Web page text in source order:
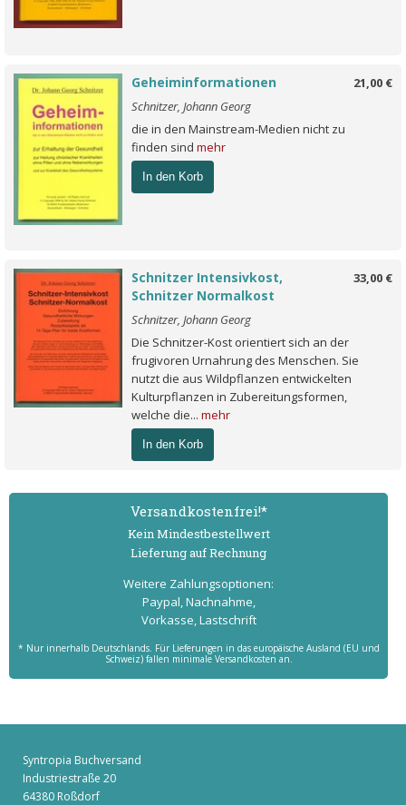
21,00 €
Geheiminformationen
Schnitzer, Johann Georg
die in den Mainstream-Medien nicht zu
finden sind mehr
In den Korb
33,00 €
Schnitzer Intensivkost,
Schnitzer Normalkost
Schnitzer, Johann Georg
Die Schnitzer-Kost orientiert sich an der
frugivoren Urnahrung des Menschen. Sie
nutzt die aus Wildpflanzen entwickelten
Kulturpflanzen in Zubereitungsformen,
welche die... mehr
In den Korb
Versand­kostenfrei!*
Kein Mindest­bestell­wert
Lieferung auf Rechnung
Weitere Zahlungs­optionen:
Paypal, Nachnahme,
Vorkasse, Lastschrift
* Nur innerhalb Deutschlands. Für Lieferungen in das europäische Ausland (EU und
Schweiz) fallen minimale Versandkosten an.
Syntropia Buchversand
Industriestraße 20
64380 Roßdorf